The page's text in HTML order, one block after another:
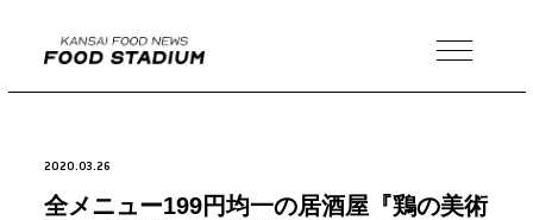
MENU
2020.03.26
全メニュー199円均一の居酒屋『鶏の美術